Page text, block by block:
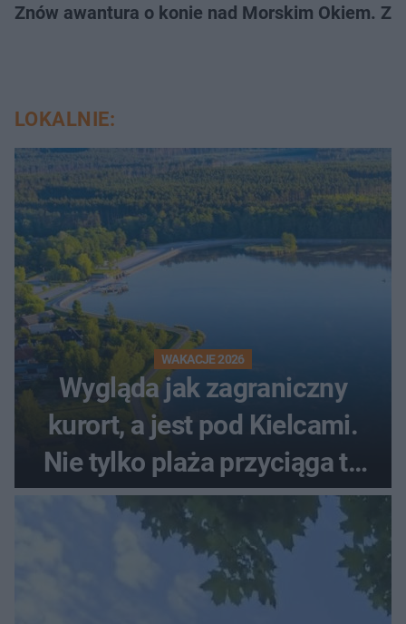
Znów awantura o konie nad Morskim Okiem.
LOKALNIE:
WAKACJE 2026
Wygląda jak zagraniczny
kurort, a jest pod Kielcami.
Nie tylko plaża przyciąga tu
ludzi